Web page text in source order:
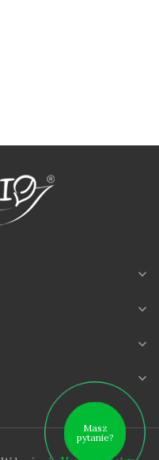
expand_more
expand_more
expand_more
expand_more
Masz
pytanie?